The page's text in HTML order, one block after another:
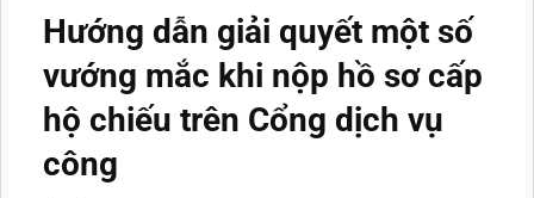
Hướng dẫn giải quyết một số
vướng mắc khi nộp hồ sơ cấp
hộ chiếu trên Cổng dịch vụ
công